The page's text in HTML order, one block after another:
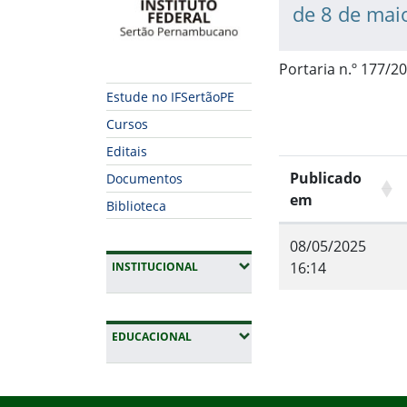
Estude no IFSertãoPE
Cursos
Editais
Documentos
Biblioteca
INSTITUCIONAL(EXPANDIR SUBMENUS)
EDUCACIONAL(EXPANDIR SUBMENUS)
de 8 de
Portaria n.º 177/
Publicado
em
08/05/2025
16:14